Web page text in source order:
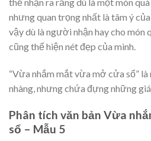
nhưng quan trọng nhất là tâm ý
vậy dù là người nhận hay cho món
cũng thể hiện nét đẹp của mình.
“Vừa nhắm mắt vừa mở cửa sổ” là
nhàng, nhưng chứa đựng những
Phân tích văn bản Vừa
sổ – Mẫu 5